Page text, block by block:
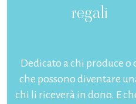
regali
Dedicato a chi produce
che possono diventare
chi li riceverà in dono. E